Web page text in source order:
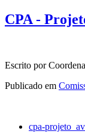
CPA -
Escrito por
Publicado em
cpa-